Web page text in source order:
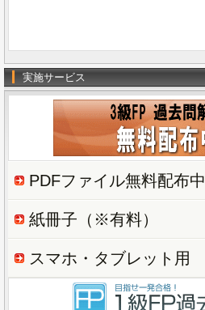
実施サービス
PDFファイル無料配布中
紙冊子（※有料）
スマホ・タブレット用